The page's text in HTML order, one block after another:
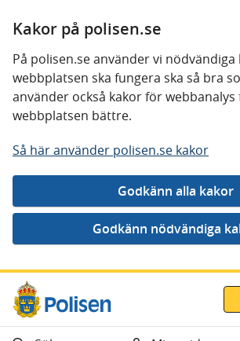
Kakor på polisen.se
På polisen.se använder vi
webbplatsen ska fungera ska så bra
använder också kakor för
webbplatsen bättre.
Så här använder polisen.se kakor
Gå direkt till innehåll